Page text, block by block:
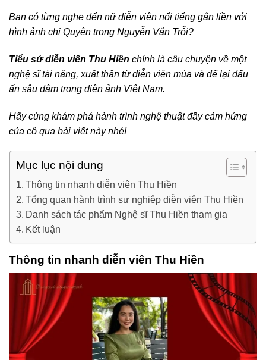
Bạn có từng nghe đến nữ diễn viên nổi tiếng gắn liền với
hình ảnh chị Quyên trong Nguyễn Văn Trỗi?
Tiểu sử diễn viên Thu Hiền chính là câu chuyện về một
nghệ sĩ tài năng, xuất thân từ diễn viên múa và để lại dấu
ấn sâu đậm trong điện ảnh Việt Nam.
Hãy cùng khám phá hành trình nghệ thuật đầy cảm hứng
của cô qua bài viết này nhé!
Mục lục nội dung
Thông tin nhanh diễn viên Thu Hiền
Tổng quan hành trình sự nghiệp diễn viên Thu Hiền
Danh sách tác phẩm Nghệ sĩ Thu Hiền tham gia
Kết luận
Thông tin nhanh diễn viên Thu Hiền